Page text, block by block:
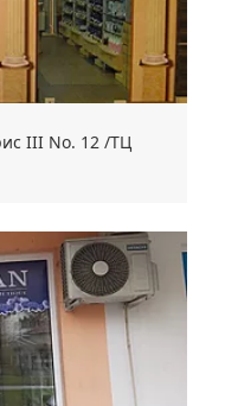
III No. 12 /ТЦ